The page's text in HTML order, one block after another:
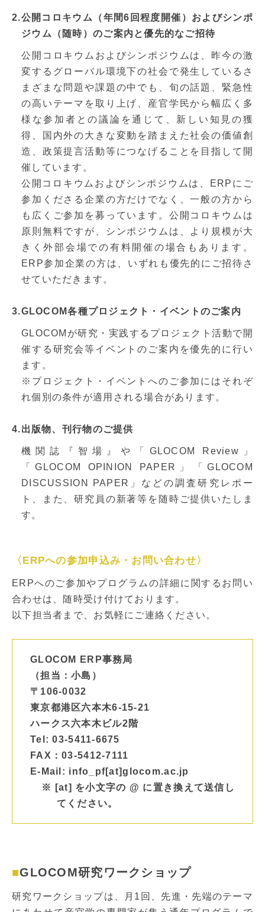
2.公開コロキウム（年間6回程度開催）およびシンポ
ジウム（随時）のご案内と優先的なご招待
公開コロキウムおよびシンポジウムは、昨今の激
変するグローバル環境下の社会で発生しているさ
まざまな問題や課題の中でも、旬の話題、緊急性
の高いテーマを取り上げ、産官学民から幅広く多
様な参加者との議論を通じて、新しい知見の獲
得、国内外の大きな変動を踏まえた社会の価値創
造、政策提言活動等につなげることを目指して開
催しています。
公開コロキウムおよびシンポジウムは、ERPにご
参加くださる企業の方だけでなく、一般の方から
も広くご参加を募っています。公開コロキウムは
原則無料ですが、シンポジウムは、より規模が大
きく外部会場での有料開催の場合もあります。
ERP参加企業の方は、いずれも優先的にご招待さ
せていただきます。
3.GLOCOM各種プロジェクト・イベントのご案内
GLOCOMが研究・実践するプロジェクト活動で開
催する研究会等イベントのご案内を優先的に行い
ます。
※プロジェクト・イベントへのご参加にはそれぞ
れ個別の条件が適用される場合があります。
4.出版物、刊行物のご提供
機関誌『智場』や「GLOCOM Review」
「GLOCOM OPINION PAPER」「GLOCOM
DISCUSSION PAPER」などの調査研究レポー
ト、また、研究員の新著等を随時ご提供いたしま
す。
〈ERPへの参加申込み・お問い合わせ〉
ERPへのご参加やプログラムの詳細に関するお問い
合わせは、随時受け付けております。
以下担当者まで、お気軽にご連絡ください。
GLOCOM ERP事務局
（担当：小島）
〒106-0032
東京都港区六本木6-15-21
ハークス六本木ビル2階
Tel: 03-5411-6675
FAX：03-5412-7111
E-Mail: info_pf[at]glocom.ac.jp
※ [at] を小文字の @ に置き換えて送信し
てください。
GLOCOM研究ワークショップ
研究ワークショップは、月1回、先進・先端のテーマ